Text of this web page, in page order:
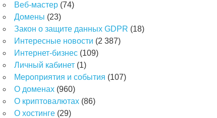
Веб-мастер (74)
Домены (23)
Закон о защите данных GDPR (18)
Интересные новости (2 387)
Интернет-бизнес (109)
Личный кабинет (1)
Мероприятия и события (107)
О доменах (960)
О криптовалютах (86)
О хостинге (29)